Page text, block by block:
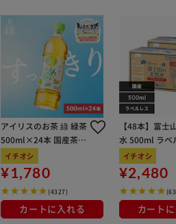
アイリスのお茶 綠 緑茶
500ml×24本 国産茶葉
100％使用
イチオシ
¥1,780
(4327)
カートに入れる
【48本】富士
水 500ml ラベ
イチオシ
¥2,480
カート